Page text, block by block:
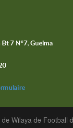
7 N°7, Guelma
Wilaya de Football